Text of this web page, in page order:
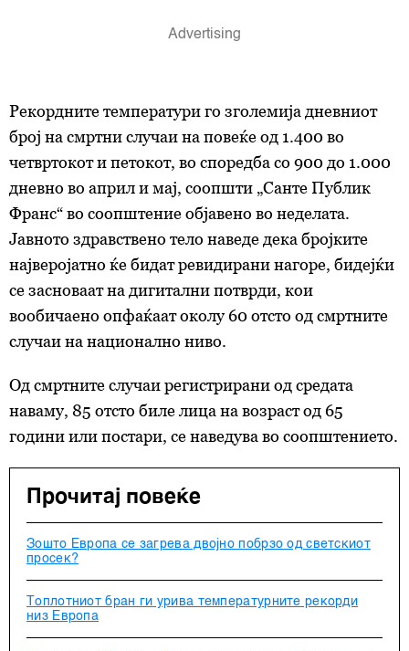
Рекордните температури го зголемија дневниот
број на смртни случаи на повеќе од 1.400 во
четвртокот и петокот, во споредба со 900 до 1.000
дневно во април и мај, соопшти „Санте Публик
Франс“ во соопштение објавено во неделата.
Јавното здравствено тело наведе дека бројките
најверојатно ќе бидат ревидирани нагоре, бидејќи
се засноваат на дигитални потврди, кои
вообичаено опфаќаат околу 60 отсто од смртните
случаи на национално ниво.
Од смртните случаи регистрирани од средата
наваму, 85 отсто биле лица на возраст од 65
години или постари, се наведува во соопштението.
Прочитај повеќе
Зошто Европа се загрева двојно побрзо од светскиот
просек?
Топлотниот бран ги урива температурните рекорди
низ Европа